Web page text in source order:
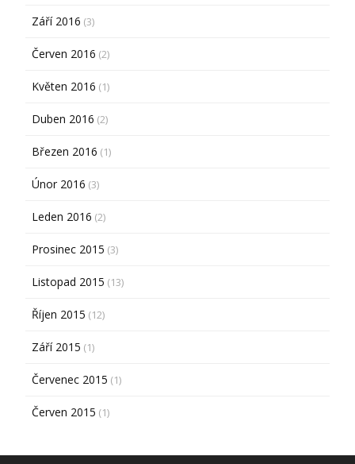
Září 2016 (3)
Červen 2016 (2)
Květen 2016 (1)
Duben 2016 (2)
Březen 2016 (1)
Únor 2016 (3)
Leden 2016 (2)
Prosinec 2015 (3)
Listopad 2015 (13)
Říjen 2015 (12)
Září 2015 (1)
Červenec 2015 (1)
Červen 2015 (1)